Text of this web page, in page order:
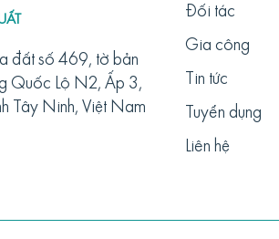
đất số 469, tờ bản
Quốc Lộ N2, Ấp 3,
Tây Ninh, Việt Nam
Đối tác
Gia công
Tin tức
Tuyển dụng
Liên hệ